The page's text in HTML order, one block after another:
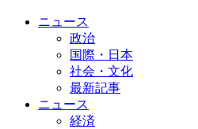
ニュース
政治
国際・日本
社会・文化
最新記事
ニュース
経済